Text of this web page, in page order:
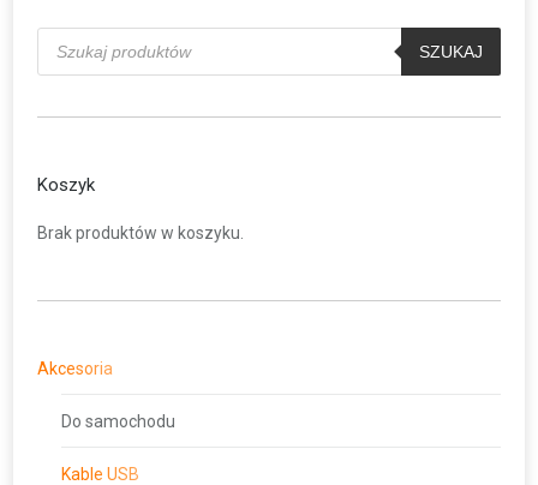
Wyszukiwarka
produktów
SZUKAJ
Koszyk
Brak produktów w koszyku.
Akcesoria
Do samochodu
Kable USB